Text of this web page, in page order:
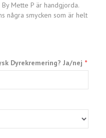
Mette P är handgjorda.
några smycken som är helt
Dyrekremering? Ja/nej